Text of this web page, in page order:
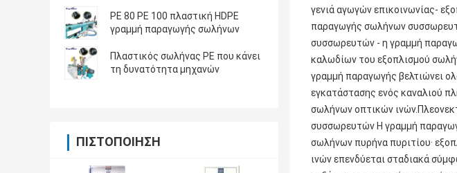
PE 80 PE 100 πλαστική HDPE
γραμμή παραγωγής σωλήνων
Πλαστικός σωλήνας PE που κάνει
τη δυνατότητα μηχανών
ΠΙΣΤΟΠΟΊΗΣΗ
γενιά αγωγών επικοινωνίας-
παραγωγής σωλήνων
συσσωρευτών - η γραμμή
καλωδίων του εξοπλισμού
γραμμή παραγωγής βελτιώνει
εγκατάστασης ενός καναλιού
σωλήνων οπτικών
συσσωρευτών Η γραμμή
σωλήνων πυρήνα πυριτίου·
ινών επενδύεται σταδιακά